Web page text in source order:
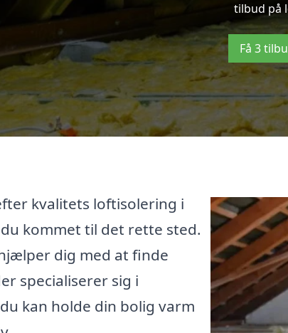
tilbud på
Få 3
kvalitets loftisolering i
du kommet til det rette sted.
dig med at finde
specialiserer sig i
kan holde din bolig varm